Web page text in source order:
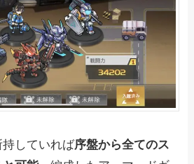
していれば序盤から全てのス